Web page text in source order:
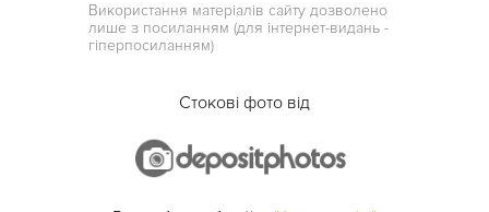
Використання матеріалів сайту дозволено
лише з посиланням (для інтернет-видань -
гіперпосиланням)
Стокові фото від